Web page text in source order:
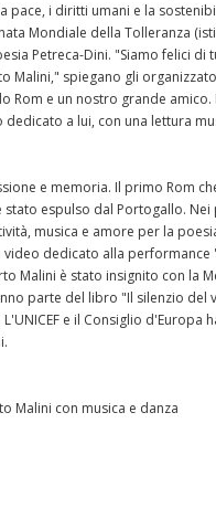
pace, i diritti umani e la
Mondiale della Tolleranza
Petreca-Dini. "Siamo felici
Malini," spiegano gli
Rom e un nostro grande
a lui, con una lettura
e memoria. Il primo Rom
espulso dal Portogallo.
musica e amore per la
video dedicato alla
Malini è stato insignito con la
parte del libro "Il silenzio
e il Consiglio
Malini con musica e danza